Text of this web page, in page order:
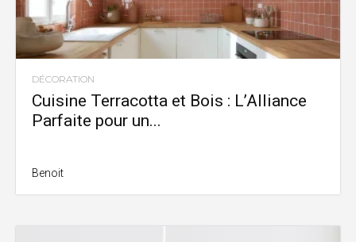
DÉCORATION
Cuisine Terracotta et Bois : L’Alliance
Parfaite pour un...
Benoit